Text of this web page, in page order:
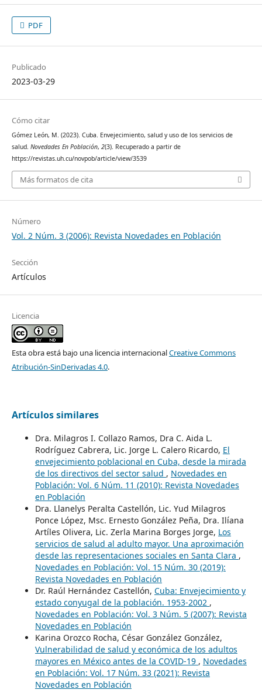
PDF
Publicado
2023-03-29
Cómo citar
Gómez León, M. (2023). Cuba. Envejecimiento, salud y uso de los servicios de
salud. Novedades En Población, 2(3). Recuperado a partir de
https://revistas.uh.cu/novpob/article/view/3539
Más formatos de cita
Número
Vol. 2 Núm. 3 (2006): Revista Novedades en Población
Sección
Artículos
Licencia
Esta obra está bajo una licencia internacionalCreative Commons
Atribución-SinDerivadas 4.0.
Artículos similares
Dra. Milagros I. Collazo Ramos, Dra C. Aida L.
Rodríguez Cabrera, Lic. Jorge L. Calero Ricardo, El
envejecimiento poblacional en Cuba, desde la mirada
de los directivos del sector salud , Novedades en
Población: Vol. 6 Núm. 11 (2010): Revista Novedades
en Población
Dra. Llanelys Peralta Castellón, Lic. Yud Milagros
Ponce López, Msc. Ernesto González Peña, Dra. Ilíana
Artíles Olivera, Lic. Zerla Marina Borges Jorge, Los
servicios de salud al adulto mayor. Una aproximación
desde las representaciones sociales en Santa Clara ,
Novedades en Población: Vol. 15 Núm. 30 (2019):
Revista Novedades en Población
Dr. Raúl Hernández Castellón, Cuba: Envejecimiento y
estado conyugal de la población. 1953-2002 ,
Novedades en Población: Vol. 3 Núm. 5 (2007): Revista
Novedades en Población
Karina Orozco Rocha, César González González,
Vulnerabilidad de salud y económica de los adultos
mayores en México antes de la COVID-19 , Novedades
en Población: Vol. 17 Núm. 33 (2021): Revista
Novedades en Población